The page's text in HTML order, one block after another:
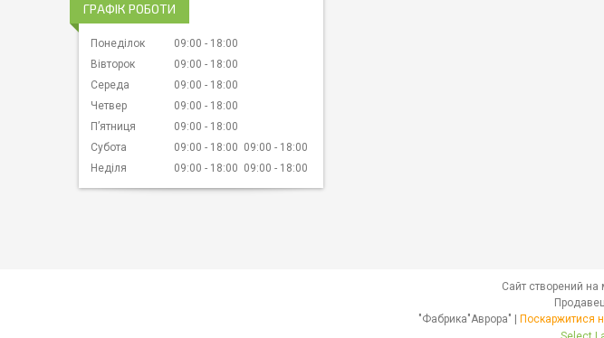
ГРАФІК РОБОТИ
Понеділок 09:00
18:00
Вівторок
09:00
18:00
Середа
09:00
18:00
Четвер
09:00
18:00
Пʼятниця
09:00
18:00
Субота
09:00 18:00 09:00
18:00
Неділя
09:00 18:00 09:00 18:00
Сайт створений на
Поскаржитися